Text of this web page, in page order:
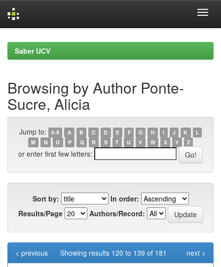
navigationSaber UCV
Browsing by Author Ponte-
Sucre, Alicia
Jump to: 0-9 A B C D E F G H I J K
L
M
N O P Q R S T U V W X Y Z
or enter first few letters:
Sort by:
In order:
Results/Page
Authors/Record:
Showing results 120 to 139 of 181
< previous
next >